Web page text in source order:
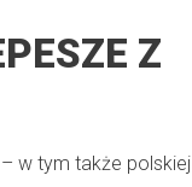
Z
w tym także polskiej